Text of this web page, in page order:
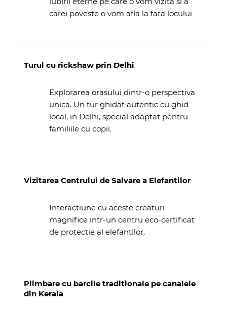
copii, unde cultura se intalneste cu aventura si
Phuket – octombrie 2019
Mauritius – ianuarie 2022
Khao Lak – aprilie 2022
Singapore si Bintan – octombrie 2022
Costa Rica – aprilie 2023
Reunion si Mauritius – aprilie 2024
Mauritius – octombrie 2024
Japonia – octombrie 2024
Vietnam – ianuarie 2025
carei poveste o vom afla la fata locului
Turul cu rickshaw prin Delhi
Explorarea orasului dintr-o perspectiva
unica. Un tur ghidat autentic cu ghid
local, in Delhi, special adaptat pentru
familiile cu copii.
Vizitarea Centrului de Salvare a Elefantilor
Interactiune cu aceste creaturi
magnifice intr-un centru eco-certificat
de protectie al elefantilor.
Plimbare cu barcile traditionale pe canalele
din Kerala